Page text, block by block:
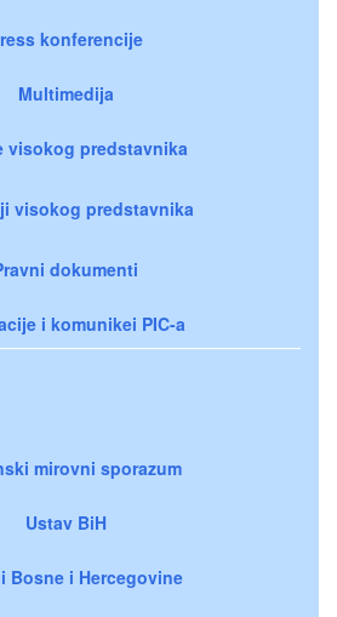
konferencije
Multimedija
visokog predstavnika
visokog predstavnika
dokumenti
i komunikei PIC-a
mirovni sporazum
Ustav BiH
Bosne i Hercegovine